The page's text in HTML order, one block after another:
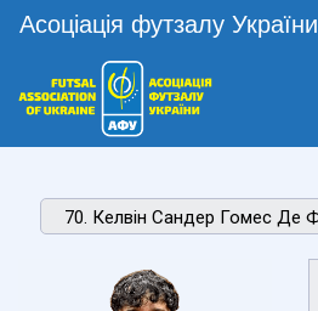
Асоціація футзалу України